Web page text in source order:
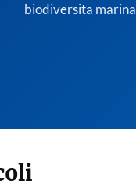
biodiversita marina